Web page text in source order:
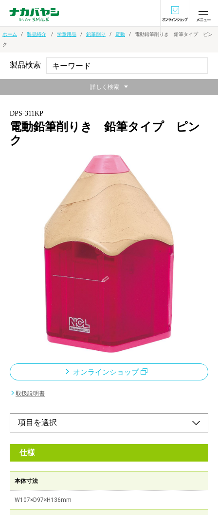
オンラインショ
ホーム 製品紹介 学童用品 鉛筆削り 電動
電動鉛筆削りき 鉛筆タイプ ピン
ク
DPS-311KP
電動鉛筆削りき 鉛筆タイプ ピン
ク
電池でも使えるのでどこでも削れるトイ感覚の電
動鉛筆削りき。ムダ削り防止機能付。安全オート
ストップ機能付。
メーカー希望小売価格：
オープン
電池でも使えるので場所を選ばず使えます。ACアダプターでも
使えます。芯がとがれば必要以上に削らないムダ削り防止機能つ
きクズケースが収まっていないと動かない安全オートストップ機
能つき連続使用時の過熱を防ぐオーバーヒート防止機能つき
オンラインショップ
取扱説明書
仕様
本体寸法
W107×D97×H136mm
製品検索
詳しく検索